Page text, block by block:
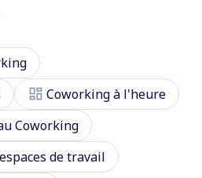
dashboard Coworking à l'heure
Coworking
de travail